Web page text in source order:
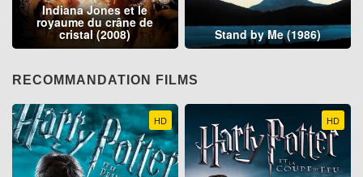
Indiana Jones et le
royaume du crâne de
cristal (2008) Stand by Me (1986)
RECOMMANDATION FILMS
HD HD